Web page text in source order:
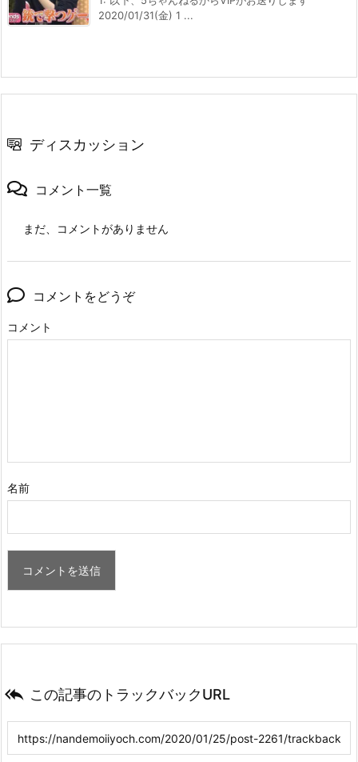
2020/01/31(金) 1 ...
ディスカッション
コメント一覧
まだ、コメントがありません
コメントをどうぞ
コメント
名前
 この記事のトラックバックURL